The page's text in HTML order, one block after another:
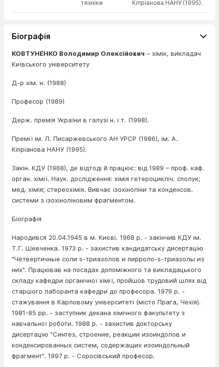
техніки
Кіпріанова НАНУ (1995).
Біографія
КОВТУНЕ́НКО Володимир Олексійович – хімік, викладач
Київського університету
Д-р хім. н. (1988)
Професор (1989)
Держ. премія України в галузі н. і т. (1998).
Премії ім. Л. Писаржевського АН УРСР (1986), ім. А.
Кіпріанова НАНУ (1995).
Закін. КДУ (1968), де відтоді й працює: від 1989 – проф. каф.
орган. хімії. Наук. дослідження: хімія гетероцикліч. сполук;
мед. хімія; стереохімія. Вивчає ізохіноліни та конденсов.
системи з ізохіноліновим фрагментом.
Біографія
Народився 20.04.1945 в м. Києві. 1968 р. - закінчив КДУ ім.
Т.Г. Шевченка. 1973 р. - захистив кандидатську дисертацію
"Четвертичные соли s-триазолов и пирроло-s-триазолы из
них". Працював на посадах допоміжного та викладацького
складу кафедри органічної хімії, пройшов трудовий шлях від
старшого лаборанта кафедри до професора. 1979 р. -
стажування в Карловому університеті (місто Прага, Чехія).
1981-85 рр. - заступник декана хімічного факультету з
навчальної роботи. 1988 р. - захистив докторську
дисертацію "Синтез, строение, реакции изоиндолов и
конденсированных систем, содержащих изоиндольный
фрагмент". 1997 р. - Соросівський професор.